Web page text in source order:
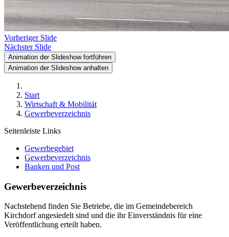
Vorheriger Slide
Nächster Slide
Animation der Slideshow fortführen
Animation der Slideshow anhalten
Start
Wirtschaft & Mobilität
Gewerbeverzeichnis
Seitenleiste Links
Gewerbegebiet
Gewerbeverzeichnis
Banken und Post
Gewerbeverzeichnis
Nachstehend finden Sie Betriebe, die im Gemeindebereich
Kirchdorf angesiedelt sind und die ihr Einverständnis für eine
Veröffentlichung erteilt haben.